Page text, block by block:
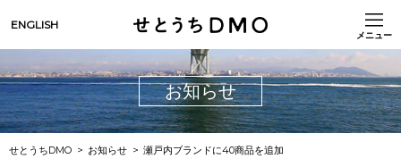
ENGLISH
メニュー
お知らせ
せとうちDMO お知らせ 瀬戸内ブランドに40商品を追加